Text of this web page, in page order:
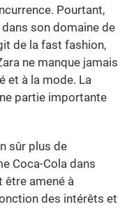
Pourtant,
son domaine de
de la fast fashion,
ne manque jamais
et à la mode. La
partie importante
sûr plus de
Coca-Cola dans
être amené à
des intérêts et